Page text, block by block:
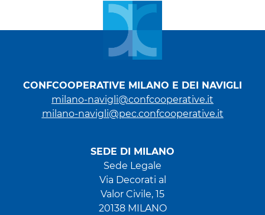
CONFCOOPERATIVE MILANO E DEI NAVIGLI
milano-navigli@confcooperative.it
milano-navigli@pec.confcooperative.it
SEDE DI MILANO
Sede Legale
Via Decorati al
Valor Civile, 15
20138 MILANO